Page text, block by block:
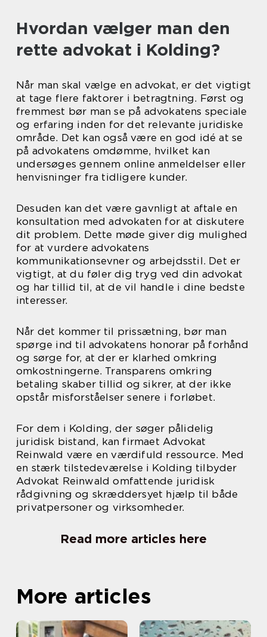
Hvordan vælger man den
rette advokat i Kolding?
Når man skal vælge en advokat, er det vigtigt
at tage flere faktorer i betragtning. Først og
fremmest bør man se på advokatens speciale
og erfaring inden for det relevante juridiske
område. Det kan også være en god idé at se
på advokatens omdømme, hvilket kan
undersøges gennem online anmeldelser eller
henvisninger fra tidligere kunder.
Desuden kan det være gavnligt at aftale en
konsultation med advokaten for at diskutere
dit problem. Dette møde giver dig mulighed
for at vurdere advokatens
kommunikationsevner og arbejdsstil. Det er
vigtigt, at du føler dig tryg ved din advokat
og har tillid til, at de vil handle i dine bedste
interesser.
Når det kommer til prissætning, bør man
spørge ind til advokatens honorar på forhånd
og sørge for, at der er klarhed omkring
omkostningerne. Transparens omkring
betaling skaber tillid og sikrer, at der ikke
opstår misforståelser senere i forløbet.
For dem i Kolding, der søger pålidelig
juridisk bistand, kan firmaet Advokat
Reinwald være en værdifuld ressource. Med
en stærk tilstedeværelse i Kolding tilbyder
Advokat Reinwald omfattende juridisk
rådgivning og skræddersyet hjælp til både
privatpersoner og virksomheder.
Read more articles here
More articles